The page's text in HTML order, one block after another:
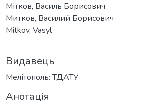
Мітков, Василь Борисович
Митков, Василий Борисович
Mitkov, Vasyl
Видавець
Мелітополь: ТДАТУ
Анотація